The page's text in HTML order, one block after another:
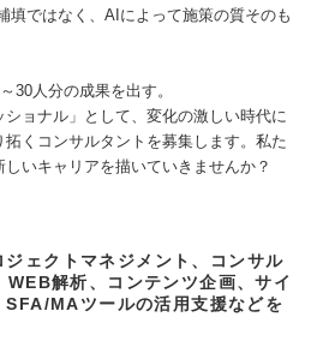
填ではなく、AIによって施策の質そのも
30人分の成果を出す。
ョナル」として、変化の激しい時代に
くコンサルタントを募集します。私た
いキャリアを描いていきませんか？
ェクトマネジメント、コンサル
解析、コンテンツ企画、サイ
SFA/MAツールの活用支援などを